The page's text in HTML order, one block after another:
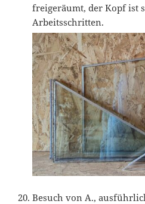
freigeräumt, der Kopf ist
Arbeitsschritten.
Besuch von A.,